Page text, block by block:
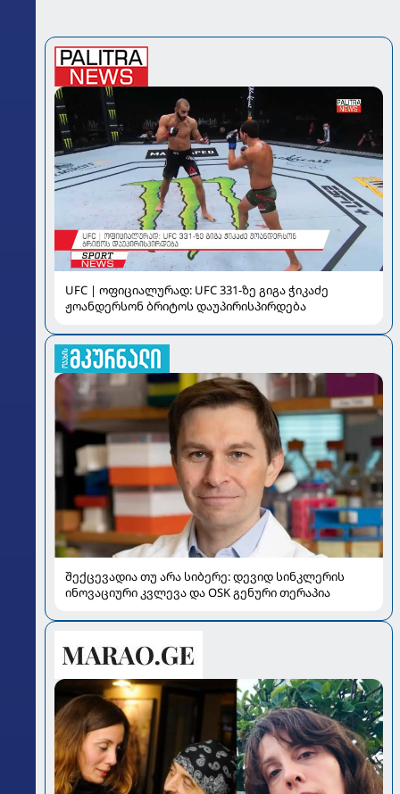
UFC | ოფიციალურად: UFC 331-ზე გიგა ჭიკაძე
ჟოანდერსონ ბრიტოს დაუპირისპირდება
შექცევადია თუ არა სიბერე: დევიდ სინკლერის
ინოვაციური კვლევა და OSK გენური თერაპია